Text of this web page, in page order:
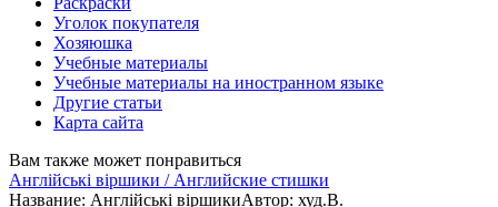
Уголок покупателя
Хозяюшка
Учебные материалы
Учебные материалы на иностранном языке
Другие статьи
Карта сайта
Вам также может понравиться
Англійські віршики / Английские стишки
Название: Англійські віршикиАвтор: худ.В.